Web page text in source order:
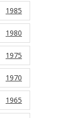
1985
1980
1975
1970
1965